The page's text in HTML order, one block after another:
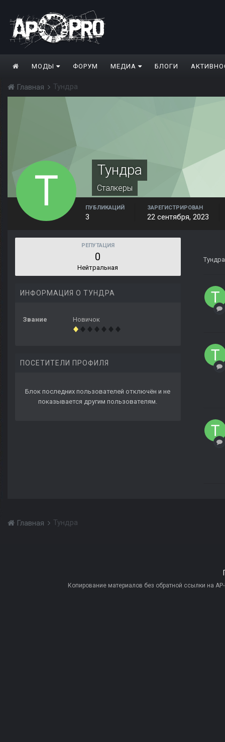
МОДЫ ФОРУМ МЕДИА БЛОГИ
Главная Тундра
Тундра
Сталкеры
ПУБЛИКАЦИЙ
3
ЗАРЕГИСТРИРОВАН
22 сентября, 2023
РЕПУТАЦИЯ
0
Нейтральная
ИНФОРМАЦИЯ О ТУНДРА
Звание Новичок
ПОСЕТИТЕЛИ ПРОФИЛЯ
Блок последних пользователей отключён и не
показывается другим пользователям.
Тундра
Главная Тундра
Копирование материалов без обратной ссылки на